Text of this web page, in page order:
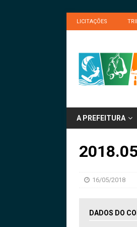
LICITAÇÕES
A PREFEITURA
16/05/2018
DADOS DO